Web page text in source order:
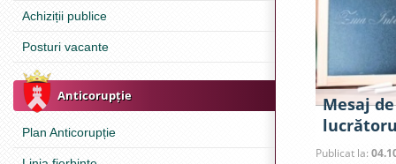
Achiziții publice
Posturi vacante
Anticorupție
Plan Anticorupție
Mesaj
Publicat la: